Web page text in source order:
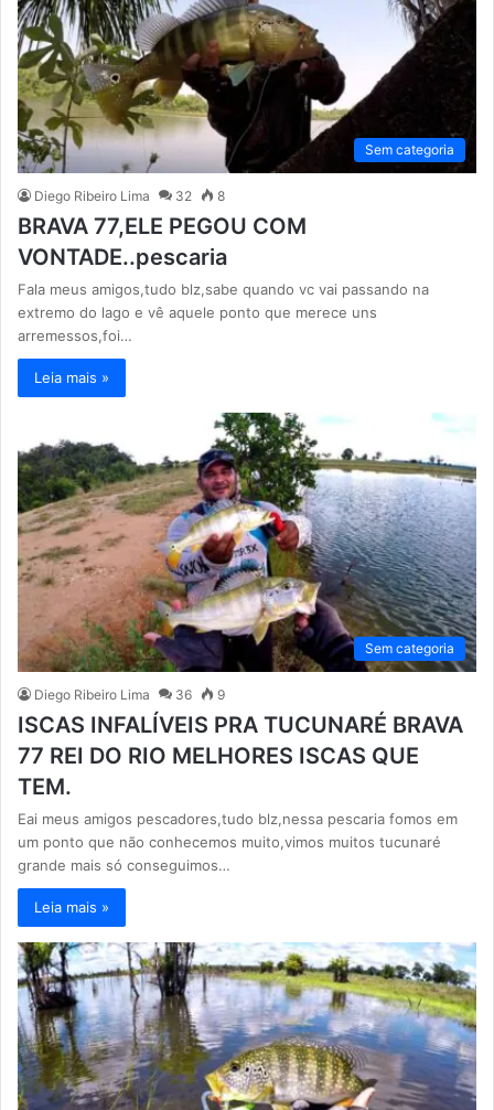
Sem categoria
Diego Ribeiro Lima 32 8
BRAVA 77,ELE PEGOU COM
VONTADE..pescaria
Fala meus amigos,tudo blz,sabe quando vc vai passando na
extremo do lago e vê aquele ponto que merece uns
arremessos,foi…
Leia mais »
Sem categoria
Diego Ribeiro Lima 36 9
ISCAS INFALÍVEIS PRA TUCUNARÉ BRAVA
77 REI DO RIO MELHORES ISCAS QUE
TEM.
Eai meus amigos pescadores,tudo blz,nessa pescaria fomos em
um ponto que não conhecemos muito,vimos muitos tucunaré
grande mais só conseguimos…
Leia mais »